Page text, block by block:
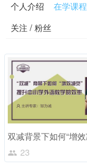
个人介绍 在学课程
关注 / 粉丝
23